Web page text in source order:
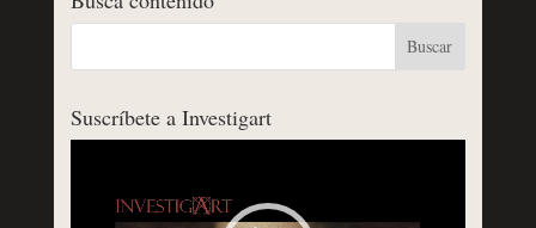
Suscríbete a Investigart